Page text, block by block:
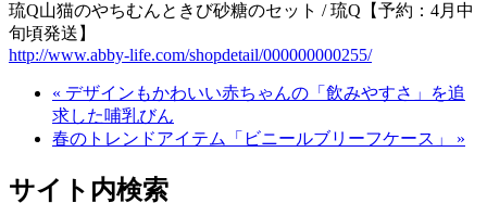
琉Q山猫のやちむんときび砂糖のセット / 琉Q【予約：4月中
旬頃発送】
http://www.abby-life.com/shopdetail/000000000255/
« デザインもかわいい赤ちゃんの「飲みやすさ」を追
求した哺乳びん
春のトレンドアイテム「ビニールブリーフケース」 »
サイト内検索